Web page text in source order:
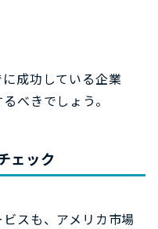
成功している企業
べきでしょう。
ェック
スも、アメリカ市場